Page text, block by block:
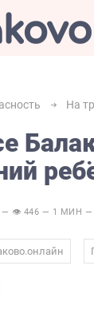
На
— 👁 446 — 1 МИН —